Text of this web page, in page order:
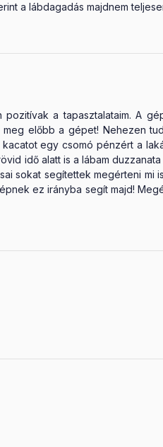
a lábdagadás majdnem
a tapasztalataim. A
előbb a gépet! Nehezen
egy csomó pénzért a
idő alatt is a lábam
sokat segítettek megérteni mi
ez irányba segít majd!